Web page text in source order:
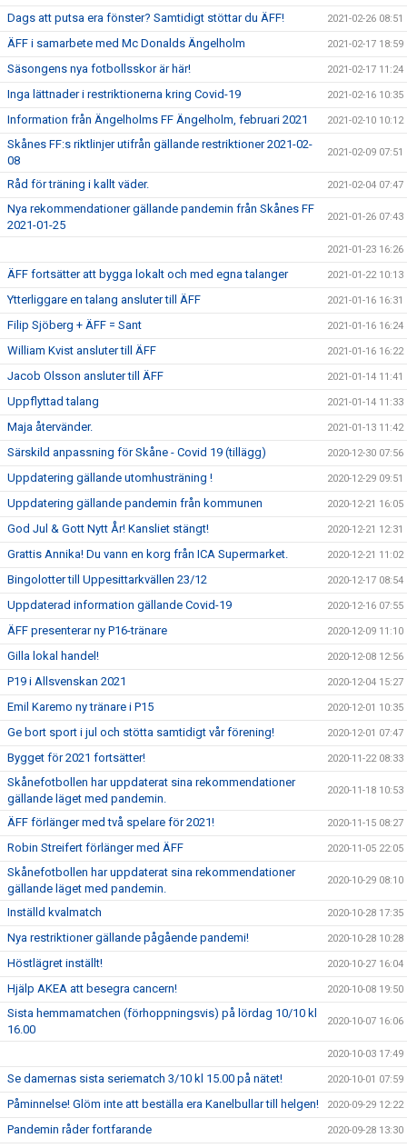
Dags att putsa era fönster? Samtidigt stöttar du ÄFF! 2021-02-26 08:51
ÄFF i samarbete med Mc Donalds Ängelholm 2021-02-17 18:59
Säsongens nya fotbollsskor är här! 2021-02-17 11:24
Inga lättnader i restriktionerna kring Covid-19 2021-02-16 10:35
Information från Ängelholms FF Ängelholm, februari 2021 2021-02-10 10:12
Skånes FF:s riktlinjer utifrån gällande restriktioner 2021-02-
08
2021-02-09 07:51
Råd för träning i kallt väder. 2021-02-04 07:47
Nya rekommendationer gällande pandemin från Skånes FF
2021-01-25
2021-01-26 07:43
2021-01-23 16:26
ÄFF fortsätter att bygga lokalt och med egna talanger 2021-01-22 10:13
Ytterliggare en talang ansluter till ÄFF 2021-01-16 16:31
Filip Sjöberg + ÄFF = Sant 2021-01-16 16:24
William Kvist ansluter till ÄFF 2021-01-16 16:22
Jacob Olsson ansluter till ÄFF 2021-01-14 11:41
Uppflyttad talang 2021-01-14 11:33
Maja återvänder. 2021-01-13 11:42
Särskild anpassning för Skåne - Covid 19 (tillägg) 2020-12-30 07:56
Uppdatering gällande utomhusträning ! 2020-12-29 09:51
Uppdatering gällande pandemin från kommunen 2020-12-21 16:05
God Jul & Gott Nytt År! Kansliet stängt! 2020-12-21 12:31
Grattis Annika! Du vann en korg från ICA Supermarket. 2020-12-21 11:02
Bingolotter till Uppesittarkvällen 23/12 2020-12-17 08:54
Uppdaterad information gällande Covid-19 2020-12-16 07:55
ÄFF presenterar ny P16-tränare 2020-12-09 11:10
Gilla lokal handel! 2020-12-08 12:56
P19 i Allsvenskan 2021 2020-12-04 15:27
Emil Karemo ny tränare i P15 2020-12-01 10:35
Ge bort sport i jul och stötta samtidigt vår förening! 2020-12-01 07:47
Bygget för 2021 fortsätter! 2020-11-22 08:33
Skånefotbollen har uppdaterat sina rekommendationer
gällande läget med pandemin.
2020-11-18 10:53
ÄFF förlänger med två spelare för 2021! 2020-11-15 08:27
Robin Streifert förlänger med ÄFF 2020-11-05 22:05
Skånefotbollen har uppdaterat sina rekommendationer
gällande läget med pandemin.
2020-10-29 08:10
Inställd kvalmatch 2020-10-28 17:35
Nya restriktioner gällande pågående pandemi! 2020-10-28 10:28
Höstlägret inställt! 2020-10-27 16:04
Hjälp AKEA att besegra cancern! 2020-10-08 19:50
Sista hemmamatchen (förhoppningsvis) på lördag 10/10 kl
16.00
2020-10-07 16:06
2020-10-03 17:49
Se damernas sista seriematch 3/10 kl 15.00 på nätet! 2020-10-01 07:59
Påminnelse! Glöm inte att beställa era Kanelbullar till helgen! 2020-09-29 12:22
Pandemin råder fortfarande 2020-09-28 13:30